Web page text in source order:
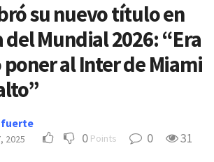
su nuevo título en
del Mundial 2026: “Era
al Inter de Miami
2025 0 Points 0 31